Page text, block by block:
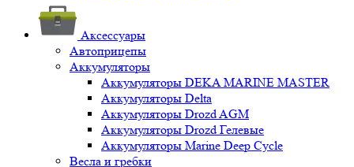
Аксессуары
Автоприцепы
Аккумуляторы
Аккумуляторы DEKA MARINE MASTER
Аккумуляторы Delta
Аккумуляторы Drozd AGM
Аккумуляторы Drozd Гелевые
Аккумуляторы Marine Deep Cycle
Весла и гребки